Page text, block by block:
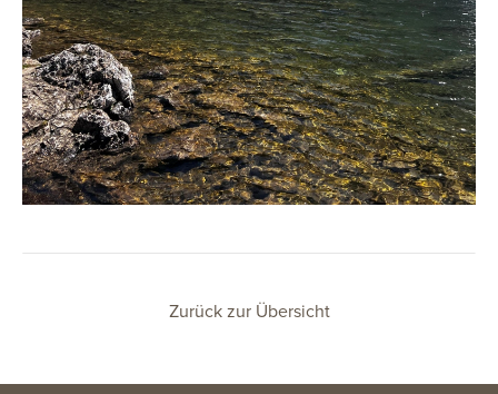
Zurück zur Übersicht